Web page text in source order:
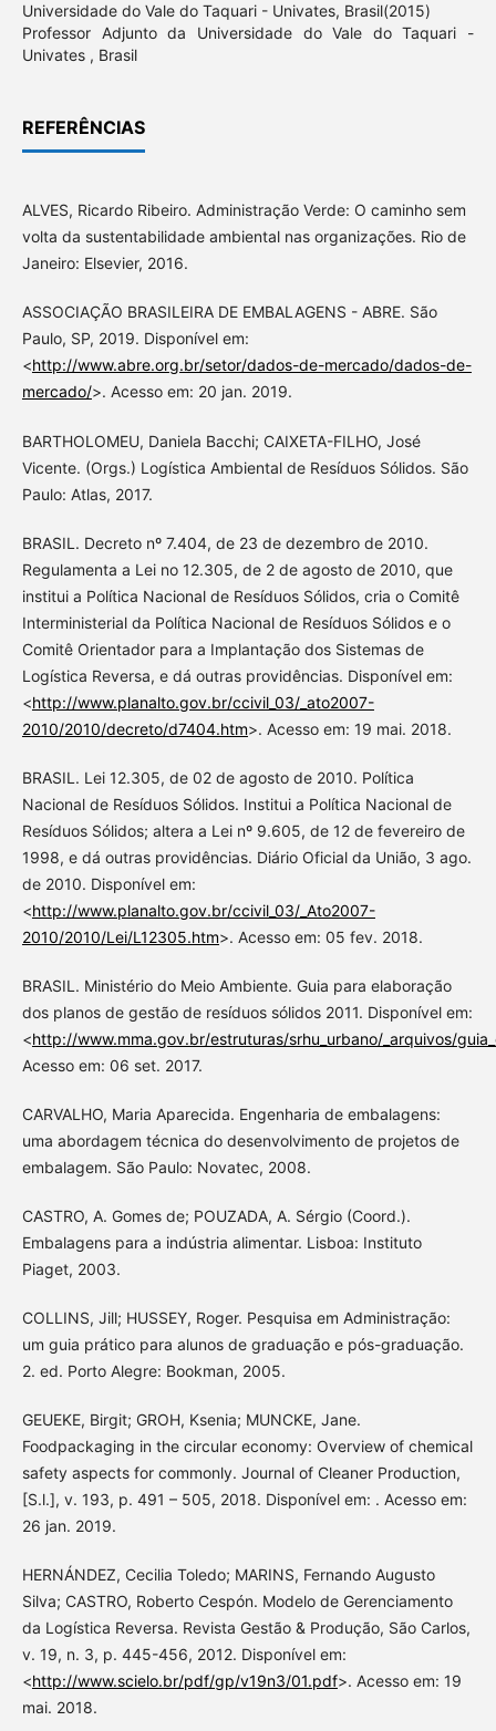
Universidade do Vale do Taquari - Univates, Brasil(2015)
Professor Adjunto da Universidade do Vale do Taquari -
Univates , Brasil
REFERÊNCIAS
ALVES, Ricardo Ribeiro. Administração Verde: O caminho sem
volta da sustentabilidade ambiental nas organizações. Rio de
Janeiro: Elsevier, 2016.
ASSOCIAÇÃO BRASILEIRA DE EMBALAGENS - ABRE. São
Paulo, SP, 2019. Disponível em:
<http://www.abre.org.br/setor/dados-de-mercado/dados-de-
mercado/>. Acesso em: 20 jan. 2019.
BARTHOLOMEU, Daniela Bacchi; CAIXETA-FILHO, José
Vicente. (Orgs.) Logística Ambiental de Resíduos Sólidos. São
Paulo: Atlas, 2017.
BRASIL. Decreto nº 7.404, de 23 de dezembro de 2010.
Regulamenta a Lei no 12.305, de 2 de agosto de 2010, que
institui a Política Nacional de Resíduos Sólidos, cria o Comitê
Interministerial da Política Nacional de Resíduos Sólidos e o
Comitê Orientador para a Implantação dos Sistemas de
Logística Reversa, e dá outras providências. Disponível em:
<http://www.planalto.gov.br/ccivil_03/_ato2007-
2010/2010/decreto/d7404.htm>. Acesso em: 19 mai. 2018.
BRASIL. Lei 12.305, de 02 de agosto de 2010. Política
Nacional de Resíduos Sólidos. Institui a Política Nacional de
Resíduos Sólidos; altera a Lei nº 9.605, de 12 de fevereiro de
1998, e dá outras providências. Diário Oficial da União, 3 ago.
de 2010. Disponível em:
<http://www.planalto.gov.br/ccivil_03/_Ato2007-
2010/2010/Lei/L12305.htm>. Acesso em: 05 fev. 2018.
BRASIL. Ministério do Meio Ambiente. Guia para elaboração
dos planos de gestão de resíduos sólidos 2011. Disponível em:
<http://www.mma.gov.br/estruturas/srhu_urbano/_arquivos/
Acesso em: 06 set. 2017.
CARVALHO, Maria Aparecida. Engenharia de embalagens:
uma abordagem técnica do desenvolvimento de projetos de
embalagem. São Paulo: Novatec, 2008.
CASTRO, A. Gomes de; POUZADA, A. Sérgio (Coord.).
Embalagens para a indústria alimentar. Lisboa: Instituto
Piaget, 2003.
COLLINS, Jill; HUSSEY, Roger. Pesquisa em Administração:
um guia prático para alunos de graduação e pós-graduação.
2. ed. Porto Alegre: Bookman, 2005.
GEUEKE, Birgit; GROH, Ksenia; MUNCKE, Jane.
Foodpackaging in the circular economy: Overview of chemical
safety aspects for commonly. Journal of Cleaner Production,
[S.l.], v. 193, p. 491 – 505, 2018. Disponível em: . Acesso em:
26 jan. 2019.
HERNÁNDEZ, Cecilia Toledo; MARINS, Fernando Augusto
Silva; CASTRO, Roberto Cespón. Modelo de Gerenciamento
da Logística Reversa. Revista Gestão & Produção, São Carlos,
v. 19, n. 3, p. 445-456, 2012. Disponível em:
<http://www.scielo.br/pdf/gp/v19n3/01.pdf>. Acesso em: 19
mai. 2018.